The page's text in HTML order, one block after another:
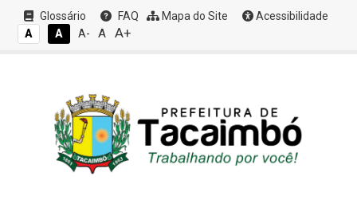
Glossário FAQ Mapa do Site
Acessibilidade
A
A A- A A+